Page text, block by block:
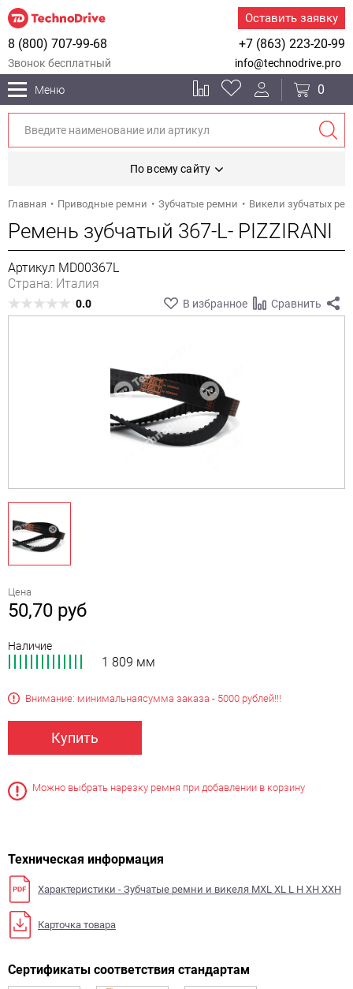
Оставить заявку
+7 (863) 223-20-99
8 (800) 707-99-68
Звонок бесплатный info@technodrive.pro
Меню 0
По всему сайту
Главная Приводные ремни Зубчатые ремни Викели зубчатых
Ремень зубчатый 367-L- PIZZIRANI
Артикул MD00367L
Страна: Италия
0.0 В избранное Сравнить
Цена
50,70 руб
Наличие
1 809 мм
Внимание: минимальнаясумма заказа - 5000 рублей!!!
Купить
Можно выбрать нарезку ремня при добавлении в корзину
Техническая информация
Характеристики - Зубчатые ремни и викеля MXL XL L H XH XXH
Карточка товара
Сертификаты соответствия стандартам